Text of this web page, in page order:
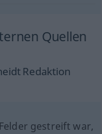
Quellen
Redaktion
gestreift war,